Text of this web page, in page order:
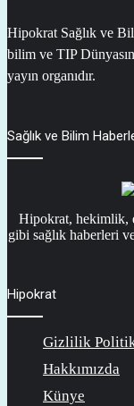
Hipokrat Sağlık ve
bilim ve TIP
yayın organıdır.
Sağlık ve Bilim
Hipokrat, hekimlik,
gibi sağlık haberleri
Hipokrat
Gizlilik
Hakkımızda
Künye